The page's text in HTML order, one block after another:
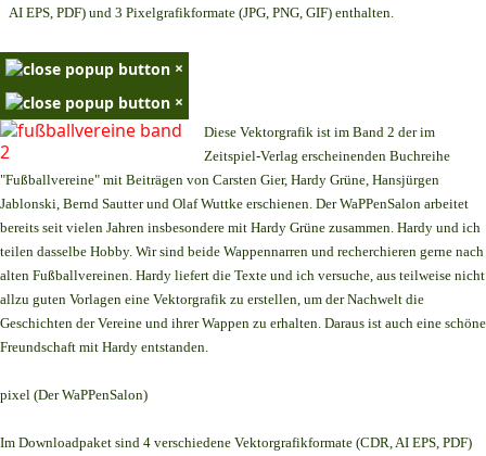
AI EPS, PDF) und 3 Pixelgrafikformate (JPG, PNG, GIF) enthalten.
×
×
Diese Vektorgrafik ist im Band 2 der im
Zeitspiel-Verlag erscheinenden Buchreihe
"Fußballvereine" mit Beiträgen von Carsten Gier, Hardy Grüne, Hansjürgen
Jablonski, Bernd Sautter und Olaf Wuttke erschienen. Der WaPPenSalon arbeitet
bereits seit vielen Jahren insbesondere mit Hardy Grüne zusammen. Hardy und ich
teilen dasselbe Hobby. Wir sind beide Wappennarren und recherchieren gerne nach
alten Fußballvereinen. Hardy liefert die Texte und ich versuche, aus teilweise nicht
allzu guten Vorlagen eine Vektorgrafik zu erstellen, um der Nachwelt die
Geschichten der Vereine und ihrer Wappen zu erhalten. Daraus ist auch eine schöne
Freundschaft mit Hardy entstanden.
pixel (Der WaPPenSalon)
Im Downloadpaket sind 4 verschiedene Vektorgrafikformate (CDR, AI EPS, PDF)